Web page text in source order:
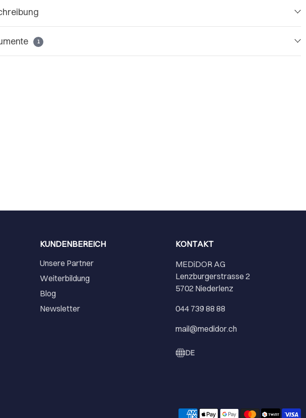
1
KUNDENBEREICH
Unsere Partner
Weiterbildung
Blog
Newsletter
KONTAKT
MEDiDOR AG
Lenzburgerstrasse 2
5702 Niederlenz
044 739 88 88
mail@medidor.ch
DE